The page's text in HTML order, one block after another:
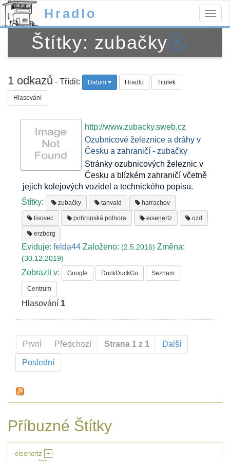
Hradlo
Štítky: zubačkyⓧ
1 odkazů - Třídit: Datum Hradlo Titulek
Hlasování
http://www.zubacky.sweb.cz
Ozubnicové železnice a dráhy v
Česku a zahraničí - zubačky
Stránky ozubnicových železnic v
Česku a blízkém zahraničí včetně
jejich kolejových vozidel a technického popisu.
Štítky:
zubačky tanvald harrachov
tisovec pohronská polhora eisenertz ozd
erzberg
Eviduje:felda44 Založeno:(2.5.2016)Změna:
(30.12.2019)
Zobrazit v: Google DuckDuckGo Seznam
Centrum
Hlasování 1
První Předchozí Strana 1 z 1 Další
Poslední
Příbuzné Štítky
eisenertz +